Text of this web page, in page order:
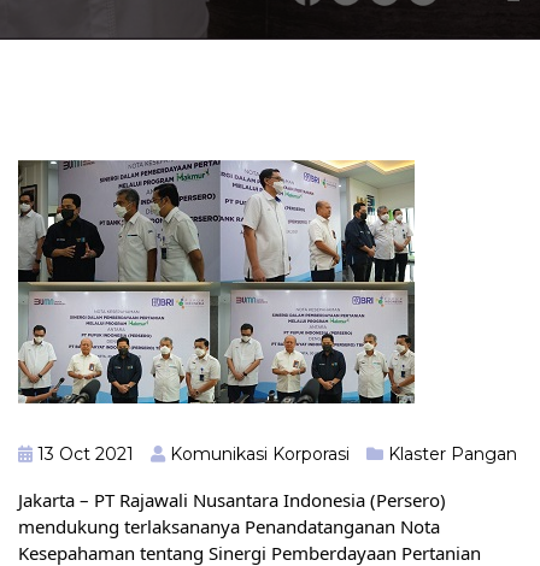
13 Oct 2021 Komunikasi Korporasi Klaster Pangan
Jakarta – PT Rajawali Nusantara Indonesia (Persero)
mendukung terlaksananya Penandatanganan Nota
Kesepahaman tentang Sinergi Pemberdayaan Pertanian